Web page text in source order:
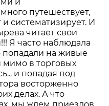
путешествует,
и систематизирует. И
читает свои
Я часто наблюдала
попадали на живые
мимо в торговых
и попадая под
восторженно
делах. А что